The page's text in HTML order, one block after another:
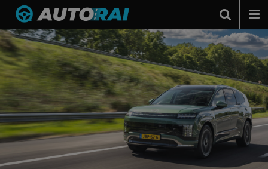
Autonieuws
Podcast
Autotests
Automerken
Adverteren
Contact